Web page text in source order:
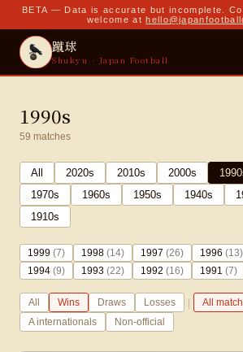
BETA — Data is accurate but incomplete.
welcome at
蹴球
Shukyu · Japan Football
1990s
59 matches
All 2020s 2010s 2000s 1990
1970s 1960s 1950s 1940s
1910s
1999 (7) 1998 (14) 1997 (26) 1996 (13)
1994 (9) 1993 (22) 1992 (16) 1991 (7)
All Wins Draws Losses |
All
A internationals
Non-official